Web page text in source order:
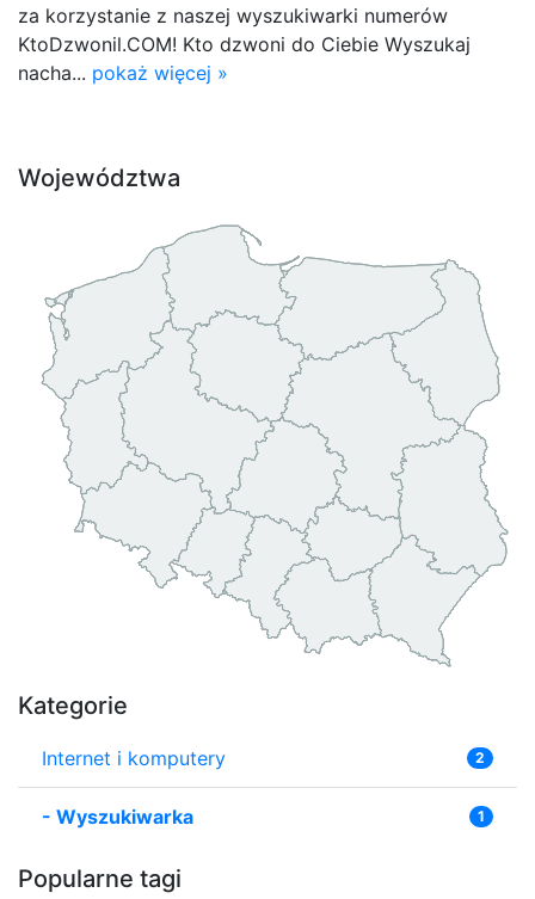
za korzystanie z naszej wyszukiwarki numerów
KtoDzwonil.COM! Kto dzwoni do Ciebie Wyszukaj
nacha... pokaż więcej »
Województwa
Kategorie
Internet i komputery 2
- Wyszukiwarka 1
Popularne tagi